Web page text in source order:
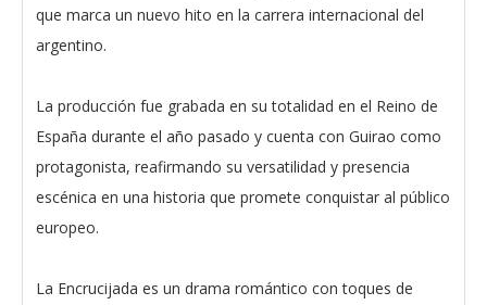
que marca un nuevo hito en la carrera internacional del
argentino.
La producción fue grabada en su totalidad en el Reino de
España durante el año pasado y cuenta con Guirao como
protagonista, reafirmando su versatilidad y presencia
escénica en una historia que promete conquistar al público
europeo.
La Encrucijada es un drama romántico con toques de